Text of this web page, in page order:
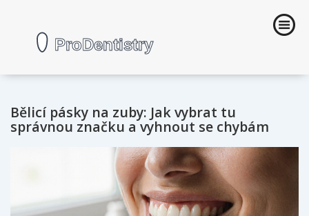
Bělicí pásky na zuby: Jak vybrat tu
správnou značku a vyhnout se chybám